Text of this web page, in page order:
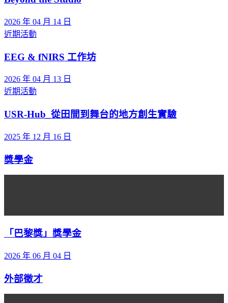
2026 年 04 月 14 日
近期活動
EEG & fNIRS 工作坊
2026 年 04 月 13 日
近期活動
USR-Hub_從田間到舞台的地方創生實驗
2025 年 12 月 16 日
獎學金
「巴黎獎」獎學金
2026 年 06 月 04 日
外部徵才